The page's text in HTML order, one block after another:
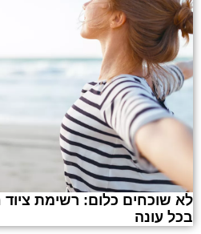
לא שוכחים כלום: רשימת
בכל עונה